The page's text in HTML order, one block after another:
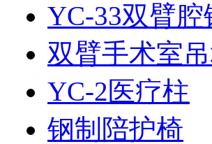
YC-33双臂腔
双臂手术室
YC-2医疗柱
钢制陪护椅